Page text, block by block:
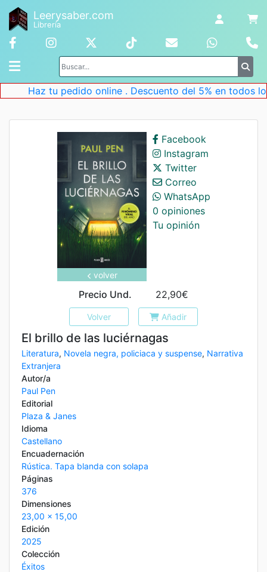
Leerysaber.com
Librería
Haz tu pedido online . Descuento del 5% en todos
volver
Facebook
Instagram
Twitter
Correo
WhatsApp
0 opiniones
Tu opinión
Precio Und. 22,90€
Volver Añadir
El brillo de las luciérnagas
Literatura, Novela negra, policiaca y suspense, Narrativa
Extranjera
Autor/a
Paul Pen
Editorial
Plaza & Janes
Idioma
Castellano
Encuadernación
Rústica. Tapa blanda con solapa
Páginas
376
Dimensiones
23,00 x 15,00
Edición
2025
Colección
Éxitos